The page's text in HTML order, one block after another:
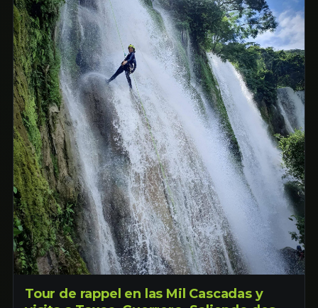
Tour de rappel en las Mil Cascadas y